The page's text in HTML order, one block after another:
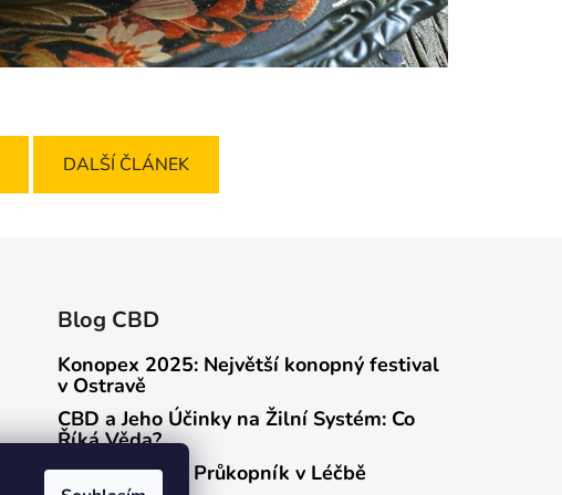
DALŠÍ ČLÁNEK
Blog CBD
Konopex 2025: Největší konopný festival
v Ostravě
CBD a Jeho Účinky na Žilní Systém: Co
Říká Věda?
Rick Simpson: Průkopník v Léčbě